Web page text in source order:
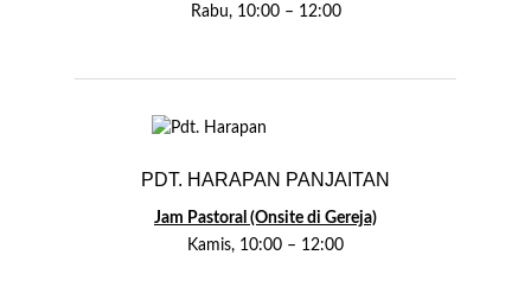
Rabu, 10:00 – 12:00
PDT. HARAPAN PANJAITAN
Jam Pastoral (Onsite di Gereja)
Kamis, 10:00 – 12:00